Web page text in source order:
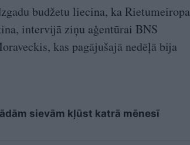
budžetu liecina, ka Rietumeiropa
intervijā ziņu aģentūrai BNS
kas pagājušajā nedēļā bija
sievām kļūst katrā mēnesī